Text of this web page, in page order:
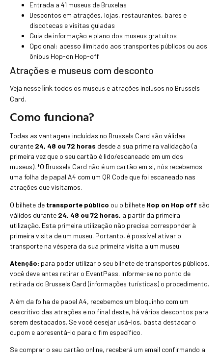
Entrada a 41 museus de Bruxelas
Descontos em atrações, lojas, restaurantes, bares e
discotecas e visitas guiadas
Guia de informação e plano dos museus gratuitos
Opcional: acesso ilimitado aos transportes públicos ou aos
ônibus Hop-on Hop-off
Atrações e museus com desconto
Veja nesse link todos os museus e atrações inclusos no Brussels
Card.
Como funciona?
Todas as vantagens incluídas no Brussels Card são válidas
durante 24, 48 ou 72 horas desde a sua primeira validação (a
primeira vez que o seu cartão é lido/escaneado em um dos
museus). *O Brussels Card não é um cartão em si, nós recebemos
uma folha de papal A4 com um QR Code que foi escaneado nas
atrações que visitamos.
O bilhete de transporte público ou o bilhete Hop on Hop off são
válidos durante 24, 48 ou 72 horas, a partir da primeira
utilização. Esta primeira utilização não precisa corresponder à
primeira visita de um museu. Portanto, é possível ativar o
transporte na véspera da sua primeira visita a um museu.
Atenção: para poder utilizar o seu bilhete de transportes públicos,
você deve antes retirar o EventPass. Informe-se no ponto de
retirada do Brussels Card (informações turísticas) o procedimento.
Além da folha de papel A4, recebemos um bloquinho com um
descritivo das atrações e no final deste, há vários descontos para
serem destacados. Se você desejar usá-los, basta destacar o
cupom e apresentá-lo para o fim específico.
Se comprar o seu cartão online, receberá um email confirmando a